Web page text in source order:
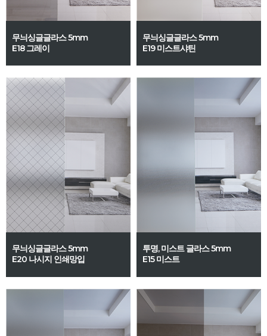
무늬싱글글라스 5mm
E18 그레이
무늬싱글글라스 5mm
E19 미스트샤틴
무늬싱글글라스 5mm
E20 나시지 인쇄망입
투명, 미스트 글라스 5mm
E15 미스트